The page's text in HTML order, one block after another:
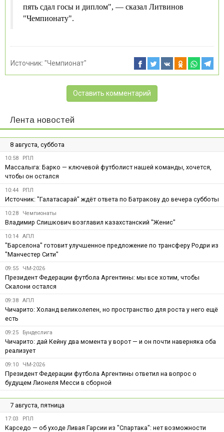
пять сдал госы и диплом", — сказал Литвинов
"Чемпионату".
Источник: "Чемпионат"
Оставить комментарий
Лента новостей
8 августа, суббота
10:58 РПЛ
Массалыга: Барко — ключевой футболист нашей команды, хочется,
чтобы он остался
10:44 РПЛ
Источник: "Галатасарай" ждёт ответа по Батракову до вечера субботы
10:28 Чемпионаты
Владимир Слишкович возглавил казахстанский "Женис"
10:14 АПЛ
"Барселона" готовит улучшенное предложение по трансферу Родри из
"Манчестер Сити"
09:55 ЧМ-2026
Президент Федерации футбола Аргентины: мы все хотим, чтобы
Скалони остался
09:38 АПЛ
Чичарито: Холанд великолепен, но пространство для роста у него ещё
есть
09:25 Бундеслига
Чичарито: дай Кейну два момента у ворот — и он почти наверняка оба
реализует
09:10 ЧМ-2026
Президент Федерации футбола Аргентины ответил на вопрос о
будущем Лионеля Месси в сборной
7 августа, пятница
17:03 РПЛ
Карседо — об уходе Ливая Гарсии из "Спартака": нет возможности